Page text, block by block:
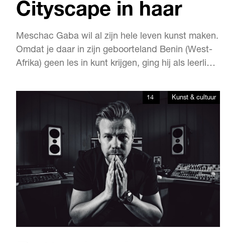
Cityscape in haar
Meschac Gaba wil al zijn hele leven kunst maken.
Omdat je daar in zijn geboorteland Benin (West-
Afrika) geen les in kunt krijgen, ging hij als leerling
ervaringen opdoen, dus ging ik reizen.” Als de
Rijksakademie in Amsterdam hem in 1996 de
kans geeft een opleiding te volgen, pakt…
14 Kunst & cultuur